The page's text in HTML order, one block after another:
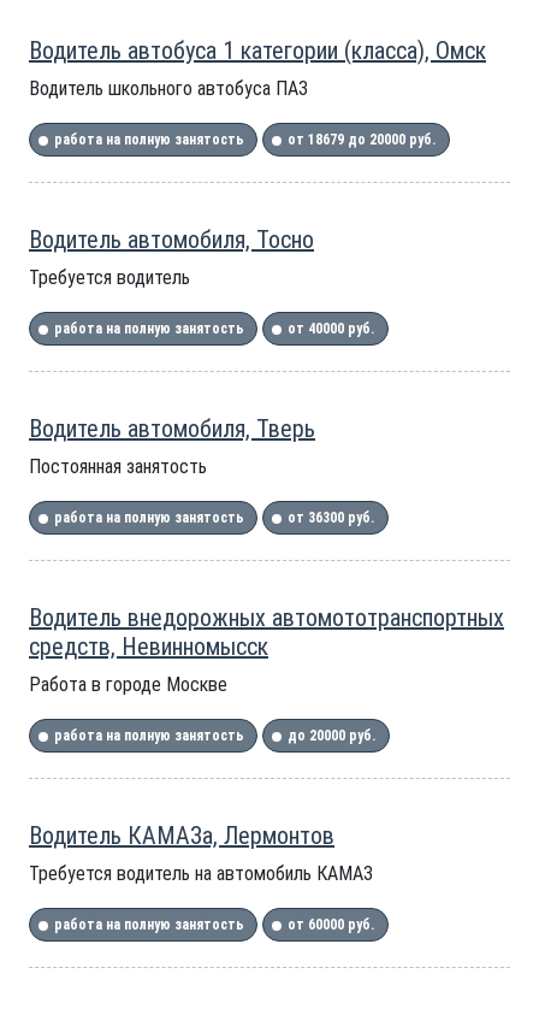
Водитель автобуса 1 категории (класса), Омск
Водитель школьного автобуса ПАЗ
работа на полную занятость от 18679 до 20000 руб.
Водитель автомобиля, Тосно
Требуется водитель
работа на полную занятость от 40000 руб.
Водитель автомобиля, Тверь
Постоянная занятость
работа на полную занятость от 36300 руб.
Водитель внедорожных автомототранспортных
средств, Невинномысск
Работа в городе Москве
работа на полную занятость до 20000 руб.
Водитель КАМАЗа, Лермонтов
Требуется водитель на автомобиль КАМАЗ
работа на полную занятость от 60000 руб.